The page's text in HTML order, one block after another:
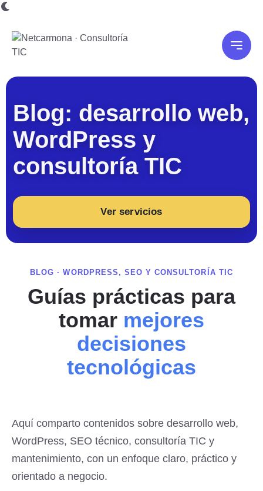
Blog: desarrollo web,
WordPress y
consultoría TIC
Ver servicios
BLOG · WORDPRESS, SEO Y CONSULTORÍA TIC
Guías prácticas para
tomar mejores
decisiones
tecnológicas
Aquí comparto contenidos sobre desarrollo web,
WordPress, SEO técnico, consultoría TIC y
mantenimiento, con un enfoque claro, práctico y
orientado a negocio.